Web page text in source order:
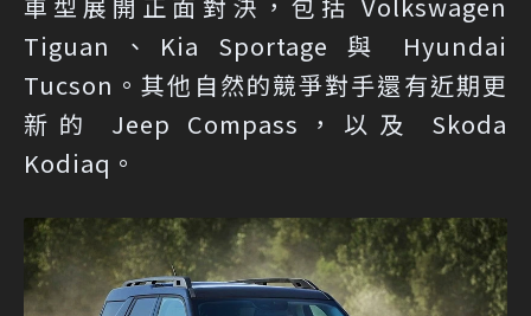
Tiguan、Kia Sportage 與 Hyundai
Tucson。其他自然的競爭對手還有近期更
新的 Jeep Compass，以及 Skoda
Kodiaq。